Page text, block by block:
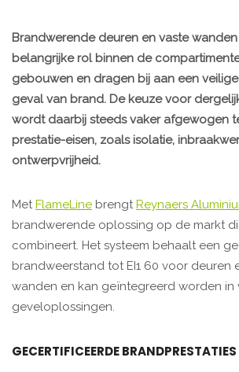
Brandwerende deuren en vaste
belangrijke rol binnen de
gebouwen en dragen bij aan een
geval van brand. De keuze voor
wordt daarbij steeds vaker afgewogen
prestatie-eisen, zoals isolatie,
ontwerpvrijheid.
Met FlameLine brengt Reynaers
brandwerende oplossing op de markt
combineert. Het systeem behaalt een
brandweerstand tot EI1 60 voor deuren
wanden en kan geïntegreerd worden in
geveloplossingen.
GECERTIFICEERDE BRANDPRESTATIES